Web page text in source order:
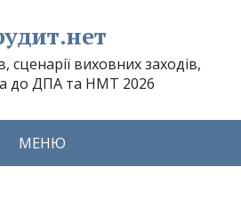
сценарії виховних заходів,
до ДПА та НМТ 2026
МЕНЮ